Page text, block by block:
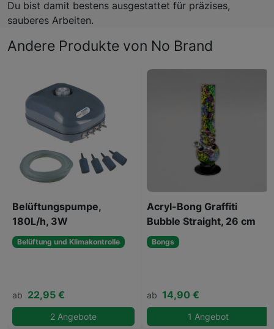
Du bist damit bestens ausgestattet für präzises,
sauberes Arbeiten.
Andere Produkte von No Brand
Belüftungspumpe,
180L/h, 3W
Belüftung und Klimakontrolle
ab 22,95 €
2 Angebote
Acryl-Bong Graffiti
Bubble Straight, 26 cm
Bongs
ab 14,90 €
1 Angebot